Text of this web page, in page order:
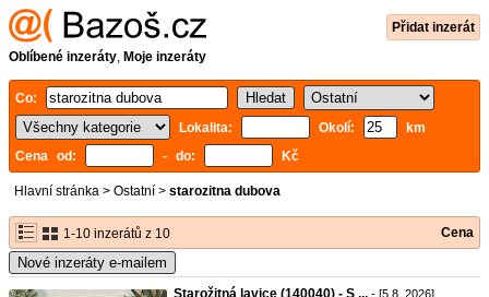
Přidat inzerát
Oblíbené inzeráty, Moje inzeráty
Co:
Lokalita:
Okolí:
km
Cena od:
- do: Kč
Hlavní stránka > Ostatní > starozitna dubova
1-10 inzerátů z 10 Cena
Nové inzeráty e-mailem
Starožitná lavice (140040) - S ... - [5.8. 2026]